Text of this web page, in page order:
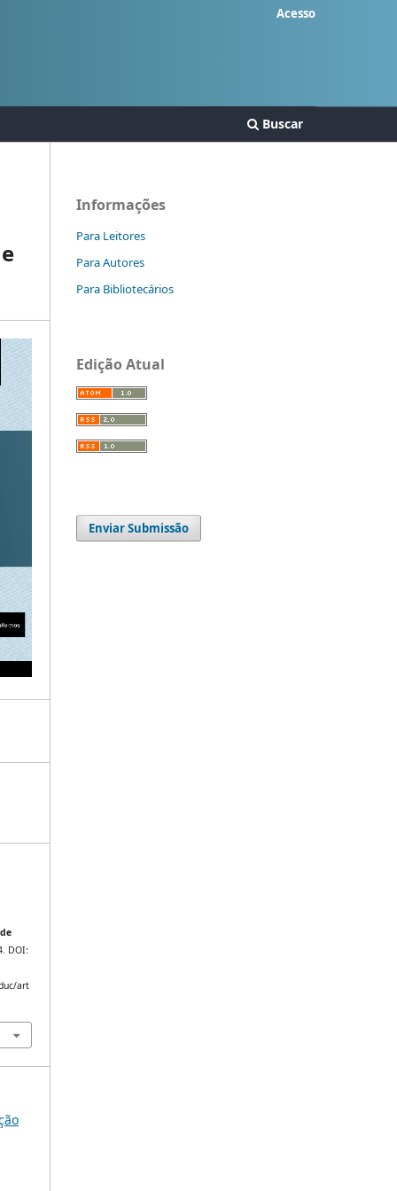
Buscar
Acesso
DOI:
art
Informações
Para Leitores
Para Autores
Para Bibliotecários
Edição Atual
Enviar Submissão